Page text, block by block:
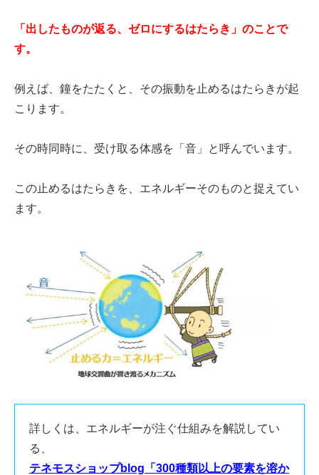
「出したものが返る、ゼロにするはたらき」のことで
す。
例えば、鐘をたたくと、その振動を止めるはたらきが起
こります。
その時同時に、受け取る体感を「音」と呼んでいます。
この止めるはたらきを、エネルギーそのものと捉えてい
ます。
詳しくは、エネルギーが注ぐ仕組みを解説してい
る、
テネモスショップblog「300種類以上の要素を溶か